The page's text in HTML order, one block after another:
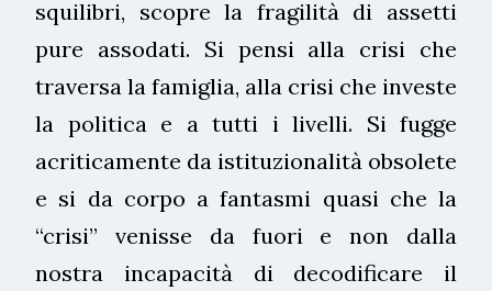
squilibri, scopre la fragilità di assetti
pure assodati. Si pensi alla crisi che
traversa la famiglia, alla crisi che investe
la politica e a tutti i livelli. Si fugge
acriticamente da istituzionalità obsolete
e si da corpo a fantasmi quasi che la
“crisi” venisse da fuori e non dalla
nostra incapacità di decodificare il